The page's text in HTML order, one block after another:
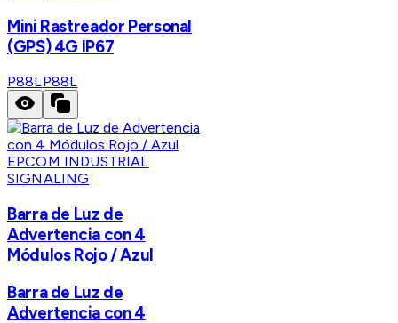
Mini Rastreador Personal
(GPS) 4G IP67
P88LP88L
EPCOM INDUSTRIAL
SIGNALING
Barra de Luz de
Advertencia con 4
Módulos Rojo / Azul
Barra de Luz de
Advertencia con 4